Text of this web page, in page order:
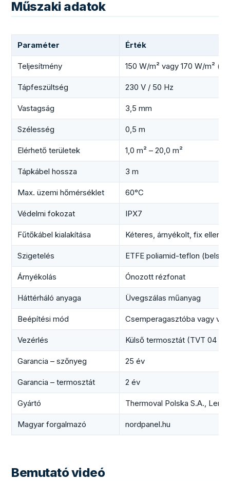
Műszaki adatok
Paraméter Érték
Teljesítmény 150 W/m² vagy 170 W/m²
Tápfeszültség 230 V / 50 Hz
Vastagság 3,5 mm
Szélesség 0,5 m
Elérhető területek 1,0 m² – 20,0 m²
Tápkábel hossza 3 m
Max. üzemi hőmérséklet 60°C
Védelmi fokozat IPX7
Fűtőkábel kialakítása Kéteres, árnyékolt, fix
Szigetelés ETFE poliamid-teflon (belső)
Árnyékolás Ónozott rézfonat
Háttérháló anyaga Üvegszálas műanyag
Beépítési mód Csemperagasztóba vagy
Vezérlés Külső termosztát (TVT 04 /
Garancia – szőnyeg 25 év
Garancia – termosztát 2 év
Gyártó Thermoval Polska S.A.,
Magyar forgalmazó nordpanel.hu
Bemutató videó